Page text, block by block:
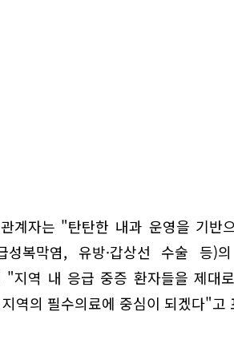
계자는 "탄탄한 내과 운영을 기반
성복막염, 유방·갑상선 수술 등)
"지역 내 응급 중증 환자들을 제대
역의 필수의료에 중심이 되겠다"고